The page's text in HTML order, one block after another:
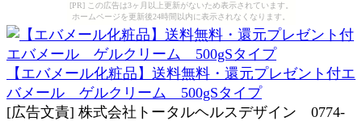
[PR] この広告は3ヶ月以上更新がないため表示されています。
ホームページを更新後24時間以内に表示されなくなります。
【エバメール化粧品】送料無料・還元プレゼント付エ
バメール ゲルクリーム 500gSタイプ
[広告文責] 株式会社トータルヘルスデザイン 0774-